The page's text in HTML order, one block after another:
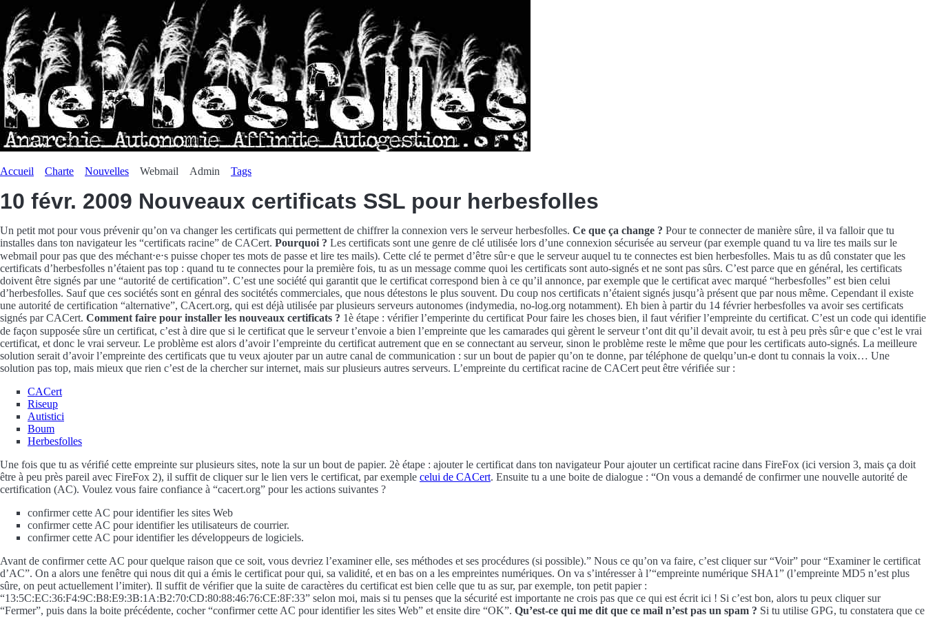
Accueil Charte Nouvelles Webmail Admin Tags
10 févr. 2009 Nouveaux certificats SSL pour herbesfolles
Un petit mot pour vous prévenir qu’on va changer les certificats qui permettent de chiffrer la connexion vers le serveur herbesfolles. Ce que ça change ? Pour te connecter de manière sûre, il va falloir que tu
installes dans ton navigateur les “certificats racine” de CACert. Pourquoi ? Les certificats sont une genre de clé utilisée lors d’une connexion sécurisée au serveur (par exemple quand tu va lire tes mails sur le
webmail pour pas que des méchant⋅e⋅s puisse choper tes mots de passe et lire tes mails). Cette clé te permet d’être sûr⋅e que le serveur auquel tu te connectes est bien herbesfolles. Mais tu as dû constater que les
certificats d’herbesfolles n’étaient pas top : quand tu te connectes pour la première fois, tu as un message comme quoi les certificats sont auto-signés et ne sont pas sûrs. C’est parce que en général, les certificats
doivent être signés par une “autorité de certification”. C’est une société qui garantit que le certificat correspond bien à ce qu’il annonce, par exemple que le certificat avec marqué “herbesfolles” est bien celui
d’herbesfolles. Sauf que ces sociétés sont en génral des socitétés commerciales, que nous détestons le plus souvent. Du coup nos certificats n’étaient signés jusqu’à présent que par nous même. Cependant il existe
une autorité de certification “alternative”, CAcert.org, qui est déjà utilisée par plusieurs serveurs autonomes (indymedia, no-log.org notamment). Eh bien à partir du 14 février herbesfolles va avoir ses certificats
signés par CACert. Comment faire pour installer les nouveaux certificats ? 1è étape : vérifier l’emperinte du certificat Pour faire les choses bien, il faut vérifier l’empreinte du certificat. C’est un code qui identifie
de façon supposée sûre un certificat, c’est à dire que si le certificat que le serveur t’envoie a bien l’empreinte que les camarades qui gèrent le serveur t’ont dit qu’il devait avoir, tu est à peu près sûr⋅e que c’est le vrai
certificat, et donc le vrai serveur. Le problème est alors d’avoir l’empreinte du certificat autrement que en se connectant au serveur, sinon le problème reste le même que pour les certificats auto-signés. La meilleure
solution serait d’avoir l’empreinte des certificats que tu veux ajouter par un autre canal de communication : sur un bout de papier qu’on te donne, par téléphone de quelqu’un-e dont tu connais la voix… Une
solution pas top, mais mieux que rien c’est de la chercher sur internet, mais sur plusieurs autres serveurs. L’empreinte du certificat racine de CACert peut être vérifiée sur :
CACert
Riseup
Autistici
Boum
Herbesfolles
Une fois que tu as vérifié cette empreinte sur plusieurs sites, note la sur un bout de papier. 2è étape : ajouter le certificat dans ton navigateur Pour ajouter un certificat racine dans FireFox (ici version 3, mais ça doit
être à peu près pareil avec FireFox 2), il suffit de cliquer sur le lien vers le certificat, par exemple celui de CACert. Ensuite tu a une boite de dialogue : “On vous a demandé de confirmer une nouvelle autorité de
certification (AC). Voulez vous faire confiance à “cacert.org” pour les actions suivantes ?
confirmer cette AC pour identifier les sites Web
confirmer cette AC pour identifier les utilisateurs de courrier.
confirmer cette AC pour identifier les développeurs de logiciels.
Avant de confirmer cette AC pour quelque raison que ce soit, vous devriez l’examiner elle, ses méthodes et ses procédures (si possible).” Nous ce qu’on va faire, c’est cliquer sur “Voir” pour “Examiner le certificat
d’AC”. On a alors une fenêtre qui nous dit qui a émis le certificat pour qui, sa validité, et en bas on a les empreintes numériques. On va s’intéresser à l’“empreinte numérique SHA1” (l’empreinte MD5 n’est plus
sûre, on peut actuellement l’imiter). Il suffit de vérifier que la suite de caractères du certificat est bien celle que tu as sur, par exemple, ton petit papier :
“13:5C:EC:36:F4:9C:B8:E9:3B:1A:B2:70:CD:80:88:46:76:CE:8F:33” selon moi, mais si tu penses que la sécurité est importante ne crois pas que ce qui est écrit ici ! Si c’est bon, alors tu peux cliquer sur
“Fermer”, puis dans la boite précédente, cocher “confirmer cette AC pour identifier les sites Web” et ensite dire “OK”. Qu’est-ce qui me dit que ce mail n’est pas un spam ? Si tu utilise GPG, tu constatera que ce